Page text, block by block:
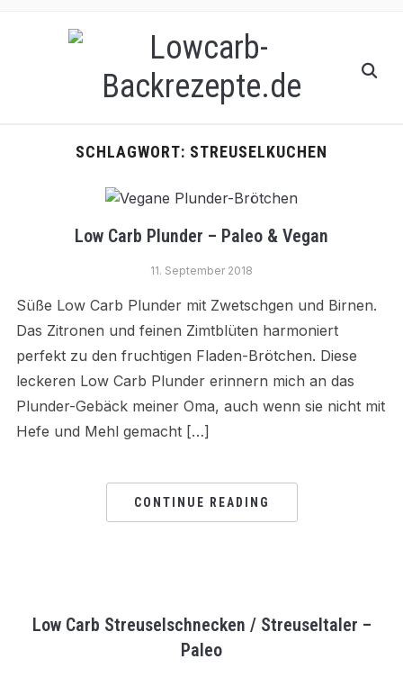
SCHLAGWORT: STREUSELKUCHEN
Low Carb Plunder – Paleo & Vegan
11. September 2018
Süße Low Carb Plunder mit Zwetschgen und Birnen.
Das Zitronen und feinen Zimtblüten harmoniert
perfekt zu den fruchtigen Fladen-Brötchen. Diese
leckeren Low Carb Plunder erinnern mich an das
Plunder-Gebäck meiner Oma, auch wenn sie nicht mit
Hefe und Mehl gemacht […]
CONTINUE READING
Low Carb Streuselschnecken / Streuseltaler –
Paleo